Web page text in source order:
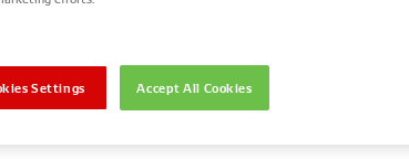
πλαισίου (VIN)
Accept All Cookies
Settings